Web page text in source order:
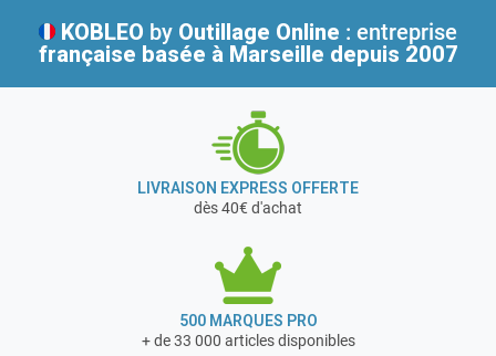
KOBLEO by Outillage Online : entreprise
française basée à Marseille depuis 2007
LIVRAISON EXPRESS OFFERTE
dès 40€ d'achat
500 MARQUES PRO
+ de 33 000 articles disponibles